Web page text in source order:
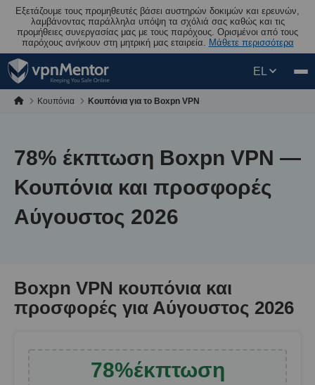
Εξετάζουμε τους προμηθευτές βάσει αυστηρών δοκιμών και ερευνών,
λαμβάνοντας παράλληλα υπόψη τα σχόλιά σας καθώς και τις
προμήθειες συνεργασίας μας με τους παρόχους. Ορισμένοι από τους
παρόχους ανήκουν στη μητρική μας εταιρεία. Μάθετε περισσότερα
EL
Κουπόνια Κουπόνια για το Boxpn VPN
78% έκπτωση Boxpn VPN —
Κουπόνια και προσφορές
Αύγουστος 2026
Boxpn VPN κουπόνια και
προσφορές για Αύγουστος 2026
78%έκπτωση